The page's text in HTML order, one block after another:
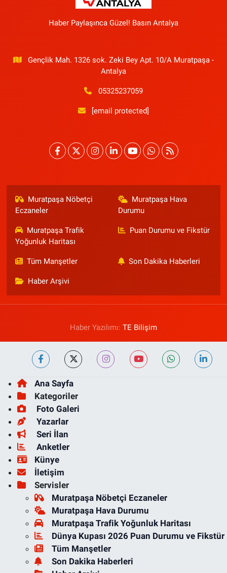
Haber Paylaşınca Güzel! Basın Antalya
Gençlik Mah. 1326 sok. Zeki Bey Apt. 10/A Muratpaşa -
Antalya
05325237059
[email protected]
Muratpaşa Nöbetçi
Eczaneler
Muratpaşa Hava
Durumu
Muratpaşa Trafik
Yoğunluk Haritası
Puan Durumu ve Fikstür
Tüm Manşetler Son Dakika Haberleri
Haber Arşivi
Haber Yazılımı: TE Bilişim
Ana Sayfa
Kategoriler
Foto Galeri
Yazarlar
Seri İlan
Anketler
Künye
İletişim
Servisler
Muratpaşa Nöbetçi Eczaneler
Muratpaşa Hava Durumu
Muratpaşa Trafik Yoğunluk Haritası
Dünya Kupası 2026 Puan Durumu ve Fikstür
Tüm Manşetler
Son Dakika Haberleri